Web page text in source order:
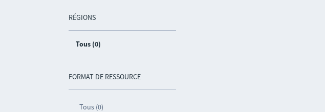
RÉGIONS
Tous (0)
FORMAT DE RESSOURCE
Tous (0)